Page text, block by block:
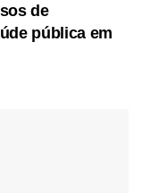
de
pública em